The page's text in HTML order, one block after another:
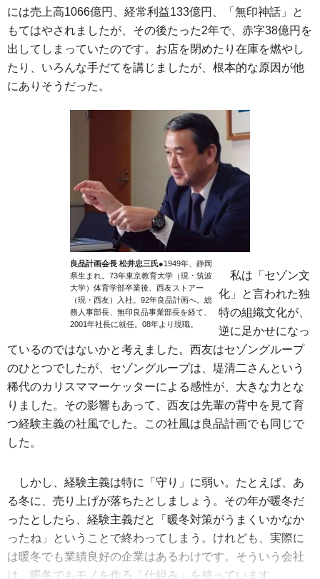
には売上高1066億円、経常利益133億円、「無印神話」と
もてはやされましたが、その後たった2年で、赤字38億円を
出してしまっていたのです。お店を閉めたり在庫を燃やし
たり、いろんな手だてを講じましたが、根本的な原因が他
にありそうだった。
良品計画会長 松井忠三氏●1949年、静岡
県生まれ。73年東京教育大学（現・筑波
大学）体育学部卒業後、西友ストアー
（現・西友）入社。92年良品計画へ。総
務人事部長、無印良品事業部長を経て、
2001年社長に就任。08年より現職。
私は「セゾン文
化」と言われた独
特の組織文化が、
逆に足かせになっ
ているのではないかと考えました。西友はセゾングループ
のひとつでしたが、セゾングループは、堤清二さんという
稀代のカリスママーケッターによる感性が、大きな力とな
りました。その影響もあって、西友は先輩の背中を見て育
つ経験主義の社風でした。この社風は良品計画でも同じで
した。
しかし、経験主義は特に「守り」に弱い。たとえば、あ
る冬に、売り上げが落ちたとしましょう。その年が暖冬だ
ったとしたら、経験主義だと「暖冬対策がうまくいかなか
ったね」ということで終わってしまう。けれども、実際に
は暖冬でも業績良好の企業はあるわけです。そういう会社
は、暖冬でもモノを作る「仕組み」を持っています。